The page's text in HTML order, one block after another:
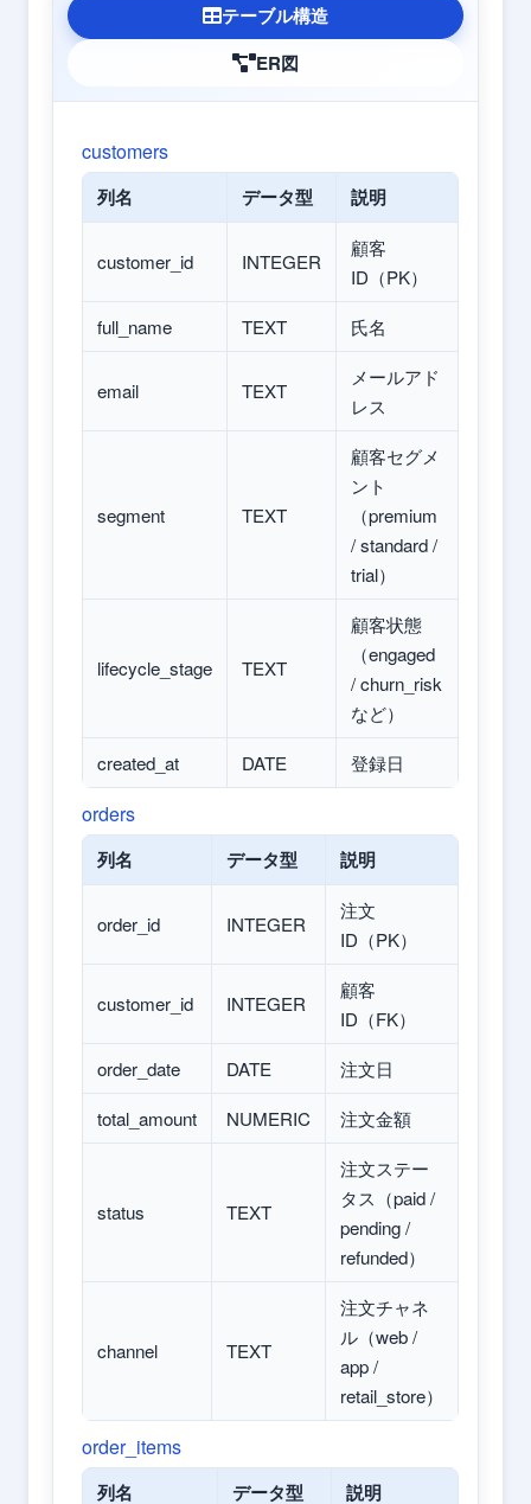
テーブル構造
ER図
customers
列名 データ型 説明
customer_id INTEGER
顧客
ID（PK）
full_name
TEXT 氏名
email TEXT
メールアド
レス
segment TEXT
顧客セグメ
ント
（premium
/ standard /
trial）
lifecycle_stage TEXT
顧客状態
（engaged
/ churn_risk
など）
created_at
DATE 登録日
orders
列名 データ型 説明
order_id INTEGER
注文
ID（PK）
customer_id INTEGER
顧客
ID（FK）
order_date
DATE
注文日
total_amount
NUMERIC 注文金額
status TEXT
注文ステー
タス（paid /
pending /
refunded）
channel TEXT
注文チャネ
ル（web /
app /
retail_store）
order_items
列名 データ型 説明